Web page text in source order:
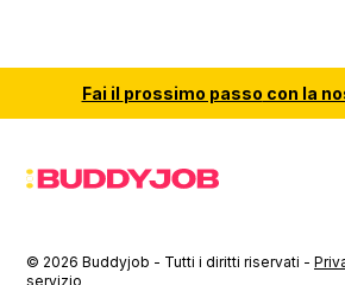
Fai il prossimo passo con la
© 2026 Buddyjob - Tutti i diritti riservati -
servizio